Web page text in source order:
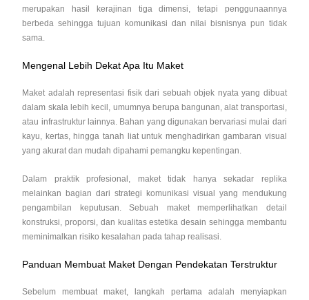
merupakan hasil kerajinan tiga dimensi, tetapi penggunaannya
berbeda sehingga tujuan komunikasi dan nilai bisnisnya pun tidak
sama.
Mengenal Lebih Dekat Apa Itu Maket
Maket adalah representasi fisik dari sebuah objek nyata yang dibuat
dalam skala lebih kecil, umumnya berupa bangunan, alat transportasi,
atau infrastruktur lainnya. Bahan yang digunakan bervariasi mulai dari
kayu, kertas, hingga tanah liat untuk menghadirkan gambaran visual
yang akurat dan mudah dipahami pemangku kepentingan.
Dalam praktik profesional, maket tidak hanya sekadar replika
melainkan bagian dari strategi komunikasi visual yang mendukung
pengambilan keputusan. Sebuah maket memperlihatkan detail
konstruksi, proporsi, dan kualitas estetika desain sehingga membantu
meminimalkan risiko kesalahan pada tahap realisasi.
Panduan Membuat Maket Dengan Pendekatan Terstruktur
Sebelum membuat maket, langkah pertama adalah menyiapkan